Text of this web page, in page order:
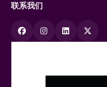
联系我们